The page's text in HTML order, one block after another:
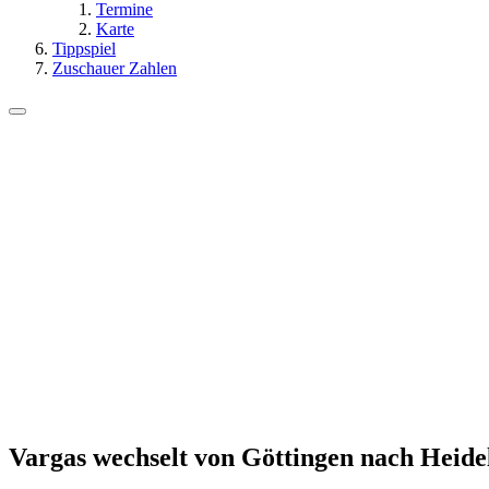
Termine
Karte
Tippspiel
Zuschauer Zahlen
Vargas wechselt von Göttingen nach